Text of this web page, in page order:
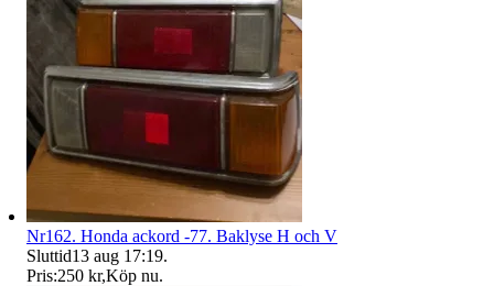
Nr162. Honda ackord -77. Baklyse H och V
Sluttid13 aug 17:19.
Pris:250 kr,Köp nu.